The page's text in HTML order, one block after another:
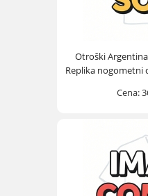
Otroški
Replika nogometni
Cena: